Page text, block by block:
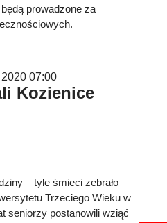
prowadzone za
07:00
Kozienice
– tyle śmieci zebrało
Trzeciego Wieku w
seniorzy postanowili wziąć